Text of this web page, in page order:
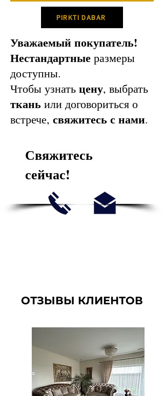
PIRKTI DABAR
Уважаемый покупатель!
Нестандартные размеры
доступны.
Чтобы узнать цену, выбрать
ткань или договориться о
встрече, свяжитесь с нами.
Свяжитесь
сейчас!
ОТЗЫВЫ КЛИЕНТОВ